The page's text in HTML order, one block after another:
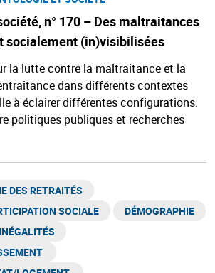
n° 170 – Des maltraitances
socialement (in)visibilisées
la lutte contre la maltraitance et la
dans différents contextes
à éclairer différentes configurations.
politiques publiques et recherches
DES RETRAITÉS
SOCIALE
DÉMOGRAPHIE